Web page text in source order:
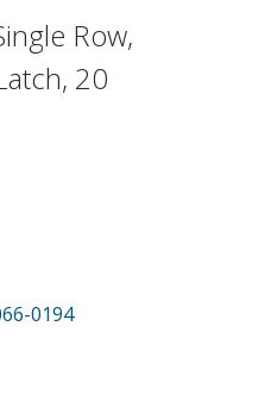
Row,
20
0194